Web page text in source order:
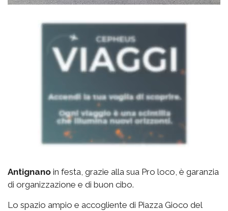
Antignano in festa, grazie alla sua Pro loco, è garanzia
di organizzazione e di buon cibo.
Lo spazio ampio e accogliente di Piazza Gioco del